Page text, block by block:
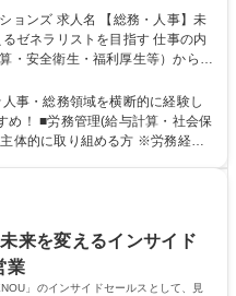
土日祝休み 寮・社宅あり
・人事】未
ラリストを目指す 仕事の内
・安全衛生・福利厚生等）からお
業務へ守備範囲を広げ、組織運
与
全衛生、健康経営推進等をお任せ
、幅広く経験を積んでいただき
す。 募集職種 【総
運営を支えるゼネラリストを目
事・総務領域を横断的に経験し
・社会保
体的に取り組める方 ※労務経験
手続き・勤怠管理など）の経験
来を変えるインサイド
業
」のインサイドセールスとして、見